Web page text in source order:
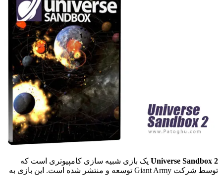
Universeیک بازی شبیه سازی کامپیوتری است که
توسط شرکت Giant Army توسعه و منتشر شده است. این بازی به